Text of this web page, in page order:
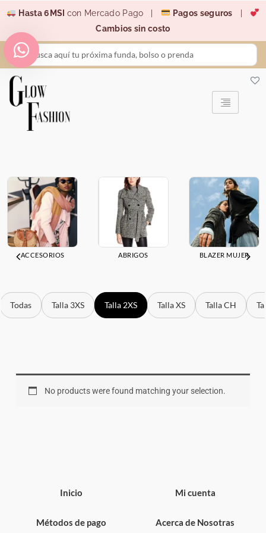
contenido
Hasta 6MSI con Mercado Pago | Pagos seguros
Cambios sin costo
Search
...
ACCESORIOS ABRIGOS BLAZER MUJER
Todas Talla 3XS Talla 2XS Talla XS Talla CH
No products were found matching your selection.
Inicio
Métodos de pago
Mi cuenta
Acerca de Nosotras